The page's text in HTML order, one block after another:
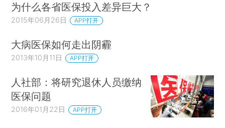
为什么各省医保投入差异巨大？
2015年06月26日 APP打开
大病医保如何走出阴霾
2013年10月11日 APP打开
人社部：将研究退休人员缴纳
医保问题
2016年01月22日 APP打开